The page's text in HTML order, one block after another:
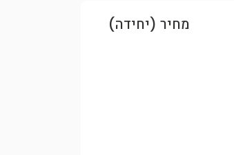
מחיר (יחידה)